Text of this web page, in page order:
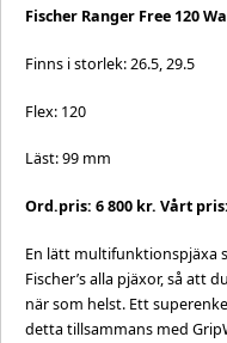
Fischer Ranger Free 120
Finns i storlek: 26.5, 29.5
Flex: 120
Läst: 99 mm
Ord.pris: 6 800 kr. Vårt
En lätt multifunktionspjäxa
Fischer’s alla pjäxor, så att
när som helst. Ett
detta tillsammans med